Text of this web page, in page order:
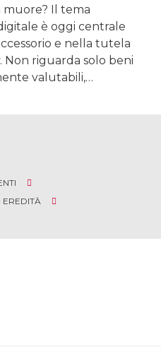
muore? Il tema
è oggi centrale
e nella tutela
Non riguarda solo beni
valutabili,…
EREDITÀ